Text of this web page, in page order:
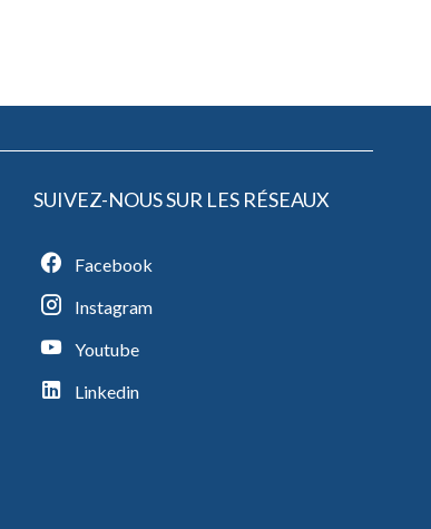
SUIVEZ-NOUS SUR LES RÉSEAUX
Facebook
Instagram
Youtube
Linkedin